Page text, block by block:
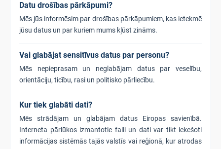
Datu drošības pārkāpumi?
Mēs jūs informēsim par drošības pārkāpumiem, kas ietekmē
jūsu datus un par kuriem mums kļūst zināms.
Vai glabājat sensitīvus datus par personu?
Mēs nepieprasam un neglabājam datus par veselību,
orientāciju, ticību, rasi un politisko pārliecību.
Kur tiek glabāti dati?
Mēs strādājam un glabājam datus Eiropas savienībā.
Interneta pārlūkos izmantotie faili un dati var tikt iekešoti
informācijas sistēmās tajās valstīs vai reģionā, kur atrodas